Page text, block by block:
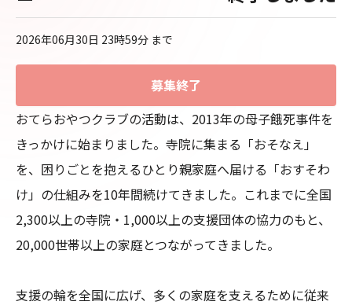
2026年06月30日 23時59分 まで
募集終了
おてらおやつクラブの活動は、2013年の母子餓死事件を
きっかけに始まりました。寺院に集まる「おそなえ」
を、困りごとを抱えるひとり親家庭へ届ける「おすそわ
け」の仕組みを10年間続けてきました。これまでに全国
2,300以上の寺院・1,000以上の支援団体の協力のもと、
20,000世帯以上の家庭とつながってきました。
支援の輪を全国に広げ、多くの家庭を支えるために従来